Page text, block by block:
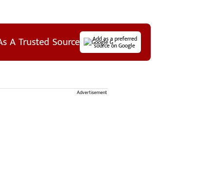
A Trusted Source Add as a preferred
source on Google
Advertisement